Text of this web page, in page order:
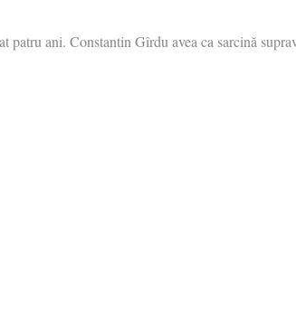
ani. Constantin Gîrdu avea ca sarcină